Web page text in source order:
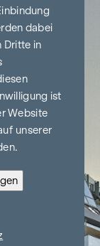
dabei
Dritte in
ist
Website
unserer